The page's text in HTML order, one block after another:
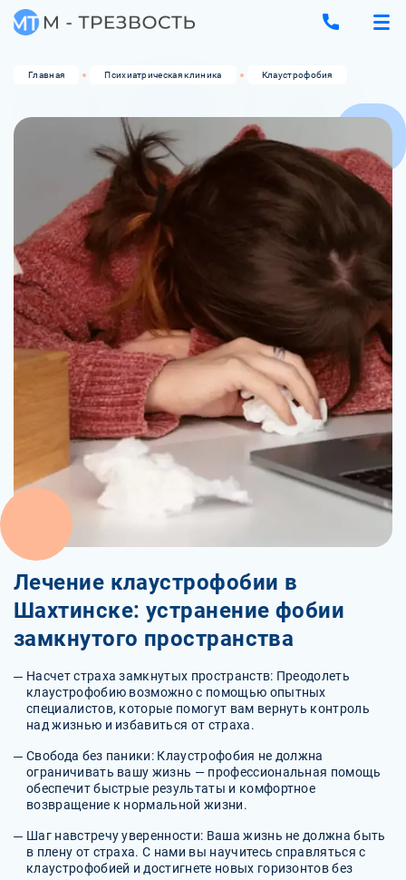
Главная Психиатрическая клиника Клаустрофобия
Лечение клаустрофобии в
Шахтинске: устранение фобии
замкнутого пространства
Насчет страха замкнутых пространств: Преодолеть
клаустрофобию возможно с помощью опытных
специалистов, которые помогут вам вернуть контроль
над жизнью и избавиться от страха.
Свобода без паники: Клаустрофобия не должна
ограничивать вашу жизнь — профессиональная помощь
обеспечит быстрые результаты и комфортное
возвращение к нормальной жизни.
Шаг навстречу уверенности: Ваша жизнь не должна быть
в плену от страха. С нами вы научитесь справляться с
клаустрофобией и достигнете новых горизонтов без